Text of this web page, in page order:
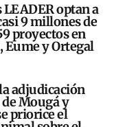
LEADER optan a
9 millones de
proyectos en
Eume y Ortegal
adjudicación
Mougá y
priorice el